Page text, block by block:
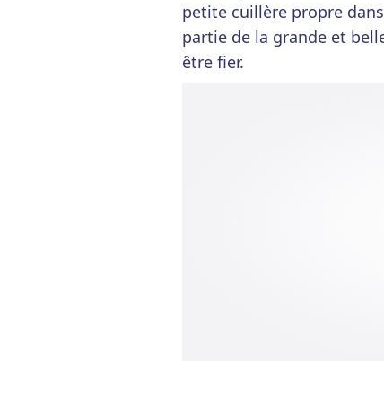
petite cuillère propre
partie de la grande et
être fier.